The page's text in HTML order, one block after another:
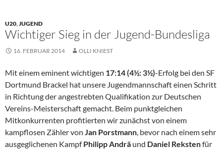
U20,JUGEND
Wichtiger Sieg in der Jugend-Bundesliga
16. FEBRUAR 2014 OLLI KNIEST
Mit einem eminent wichtigen 17:14 (4½: 3½)-Erfolg bei den SF
Dortmund Brackel hat unsere Jugendmannschaft einen Schritt
in Richtung der angestrebten Qualifikation zur Deutschen
Vereins-Meisterschaft gemacht. Beim punktgleichen
Mitkonkurrenten profitierten wir zunächst von einem
kampflosen Zähler von Jan Porstmann, bevor nach einem sehr
ausgeglichenen KampfPhilipp Andrä und Daniel Rekstenfür